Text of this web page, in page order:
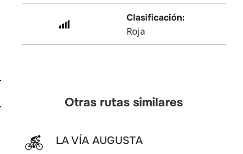
Clasificación:
Roja
Otras rutas similares
LA VÍA AUGUSTA